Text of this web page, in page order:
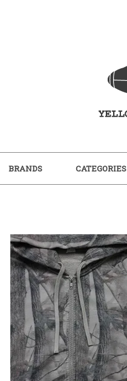
BRANDS CATEGORIES